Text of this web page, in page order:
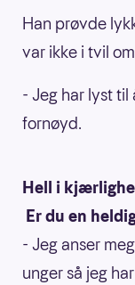
Han prøvde
var ikke i tvil
- Jeg har lyst til
fornøyd.
Hell i
Er du en
- Jeg anser
unger så jeg